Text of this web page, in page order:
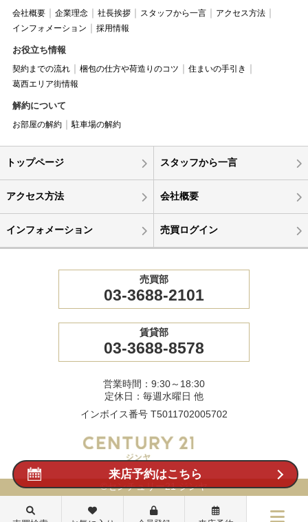
会社概要 企業理念 社長挨拶 スタッフから一言
アクセス方法
インフォメーション
採用情報
お役立ち情報
契約までの流れ 梱包の仕方や荷造りのコツ
住まいの手引き
葛西エリア街情報
解約について
お部屋の解約 駐車場の解約
トップページ スタッフから一言
アクセス方法 会社概要
インフォメーション 売買ログイン
売買部
03-3688-2101
賃貸部
03-3688-8578
営業時間：9:30～18:30
定休日：毎週水曜日 他
インボイス番号 T5011702005702
©センチュリー21 ジンヤ
来店予約はこちら